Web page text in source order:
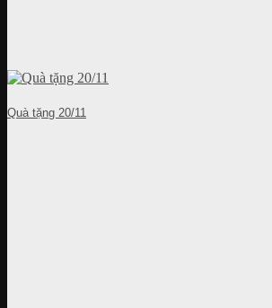
Quà tặng 20/11